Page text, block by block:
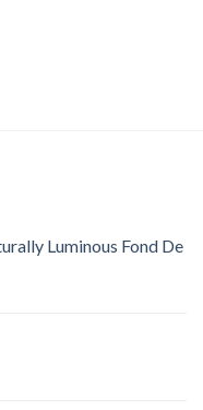
Luminous Fond De